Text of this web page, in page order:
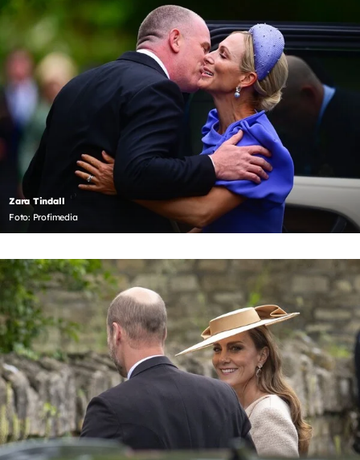
Zara Tindall
Foto: Profimedia